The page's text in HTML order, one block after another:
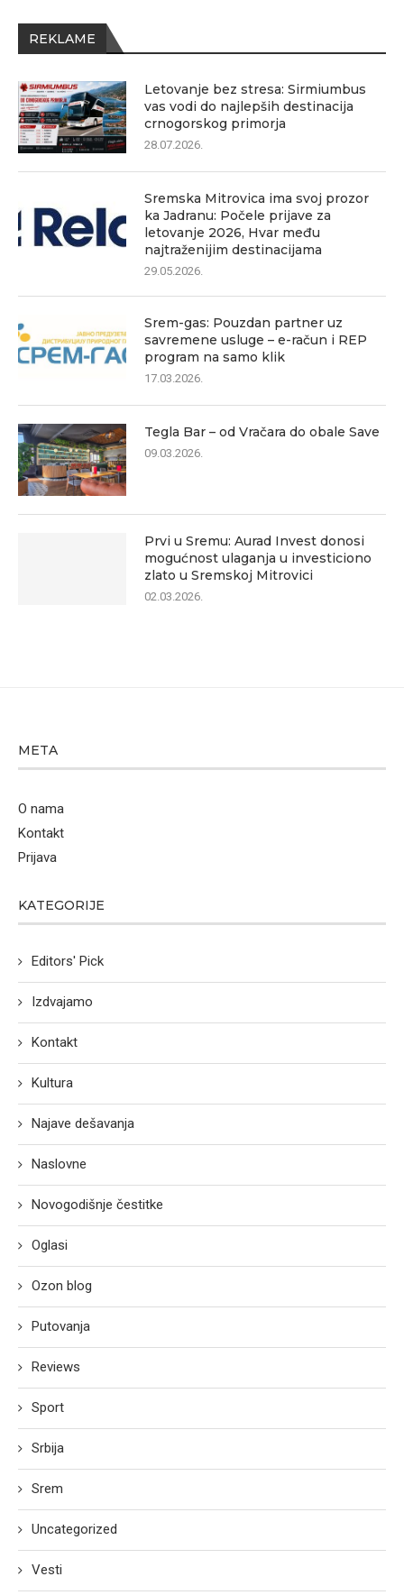
REKLAME
Letovanje bez stresa: Sirmiumbus
vas vodi do najlepših destinacija
crnogorskog primorja
28.07.2026.
Sremska Mitrovica ima svoj prozor
ka Jadranu: Počele prijave za
letovanje 2026, Hvar među
najtraženijim destinacijama
29.05.2026.
Srem-gas: Pouzdan partner uz
savremene usluge – e-račun i REP
program na samo klik
17.03.2026.
Tegla Bar – od Vračara do obale Save
09.03.2026.
Prvi u Sremu: Aurad Invest donosi
mogućnost ulaganja u investiciono
zlato u Sremskoj Mitrovici
02.03.2026.
META
O nama
Kontakt
Prijava
KATEGORIJE
Editors' Pick
Izdvajamo
Kontakt
Kultura
Najave dešavanja
Naslovne
Novogodišnje čestitke
Oglasi
Ozon blog
Putovanja
Reviews
Sport
Srbija
Srem
Uncategorized
Vesti